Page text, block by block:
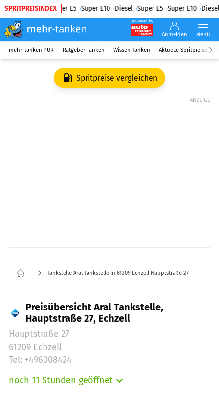
SPRITPREISINDEX
Diesel Super E5 Super E10 Diesel Super E5 Super E10 Diesel
powered by
Anmelden Menü
mehr-tanken PUR Ratgeber Tanken Wissen Tanken Aktuelle Spritpreise
Spritpreise vergleichen
ANZEIGE
Tankstelle Aral Tankstelle in 61209 Echzell Hauptstraße 27
Preisübersicht Aral Tankstelle,
Hauptstraße 27, Echzell
Hauptstraße 27
61209 Echzell
Tel: +496008424
noch 11 Stunden geöffnet